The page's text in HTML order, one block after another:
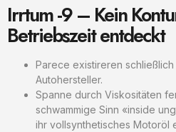
Irrtum -9 – Kein
Betriebszeit entdeckt
Parece existireren
Autohersteller.
Spanne durch Viskositäten
schwammige Sinn «inside
ihr vollsynthetisches Motoröl